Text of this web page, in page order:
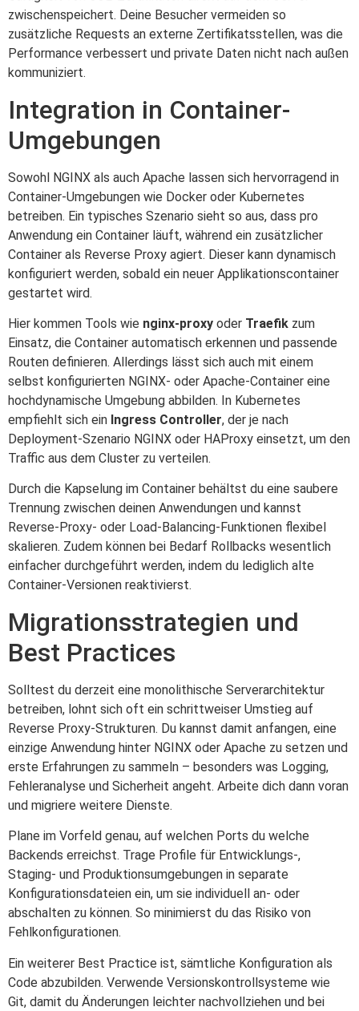
zwischenspeichert. Deine Besucher vermeiden so
zusätzliche Requests an externe Zertifikatsstellen, was die
Performance verbessert und private Daten nicht nach außen
kommuniziert.
Integration in Container-
Umgebungen
Sowohl NGINX als auch Apache lassen sich hervorragend in
Container-Umgebungen wie Docker oder Kubernetes
betreiben. Ein typisches Szenario sieht so aus, dass pro
Anwendung ein Container läuft, während ein zusätzlicher
Container als Reverse Proxy agiert. Dieser kann dynamisch
konfiguriert werden, sobald ein neuer Applikationscontainer
gestartet wird.
Hier kommen Tools wie nginx-proxy oder Traefik zum
Einsatz, die Container automatisch erkennen und passende
Routen definieren. Allerdings lässt sich auch mit einem
selbst konfigurierten NGINX- oder Apache-Container eine
hochdynamische Umgebung abbilden. In Kubernetes
empfiehlt sich ein Ingress Controller, der je nach
Deployment-Szenario NGINX oder HAProxy einsetzt, um den
Traffic aus dem Cluster zu verteilen.
Durch die Kapselung im Container behältst du eine saubere
Trennung zwischen deinen Anwendungen und kannst
Reverse-Proxy- oder Load-Balancing-Funktionen flexibel
skalieren. Zudem können bei Bedarf Rollbacks wesentlich
einfacher durchgeführt werden, indem du lediglich alte
Container-Versionen reaktivierst.
Migrationsstrategien und
Best Practices
Solltest du derzeit eine monolithische Serverarchitektur
betreiben, lohnt sich oft ein schrittweiser Umstieg auf
Reverse Proxy-Strukturen. Du kannst damit anfangen, eine
einzige Anwendung hinter NGINX oder Apache zu setzen und
erste Erfahrungen zu sammeln – besonders was Logging,
Fehleranalyse und Sicherheit angeht. Arbeite dich dann voran
und migriere weitere Dienste.
Plane im Vorfeld genau, auf welchen Ports du welche
Backends erreichst. Trage Profile für Entwicklungs-,
Staging- und Produktionsumgebungen in separate
Konfigurationsdateien ein, um sie individuell an- oder
abschalten zu können. So minimierst du das Risiko von
Fehlkonfigurationen.
Ein weiterer Best Practice ist, sämtliche Konfiguration als
Code abzubilden. Verwende Versionskontrollsysteme wie
Git, damit du Änderungen leichter nachvollziehen und bei